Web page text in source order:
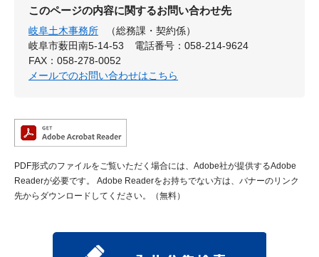
このページの内容に関するお問い合わせ先
岐阜土木事務所
（総務課・契約係）
岐阜市薮田南5-14-53
電話番号：058-214-9624
FAX：058-278-0052
メールでのお問い合わせはこちら
PDF形式のファイルをご覧いただく場合には、Adobe社が提供するAdobe
Readerが必要です。
Adobe Readerをお持ちでない方は、バナーのリンク
先からダウンロードしてください。（無料）